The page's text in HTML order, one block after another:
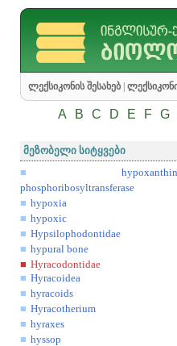
ლექსიკონის შესახებ
A B C D E F G
მეზობელი სიტყვები
phosphoribosyltransferase
hypoxia
hypoxic
Hypsilophodontidae
hypural bone
Hyracodontidae
Hyracoidea
hyracoids
Hyracotherium
hyraxes
hyssop